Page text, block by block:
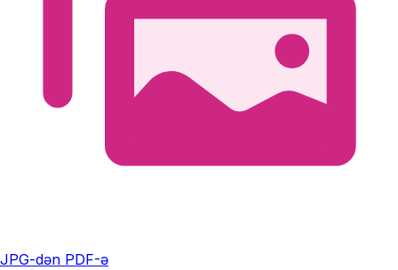
JPG-dən PDF-ə